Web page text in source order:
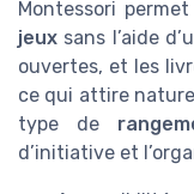
Montessori
jeux sans l’aide
ouvertes, et les
ce qui attire
type de
d’initiative et